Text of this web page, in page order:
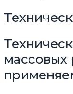
массовых